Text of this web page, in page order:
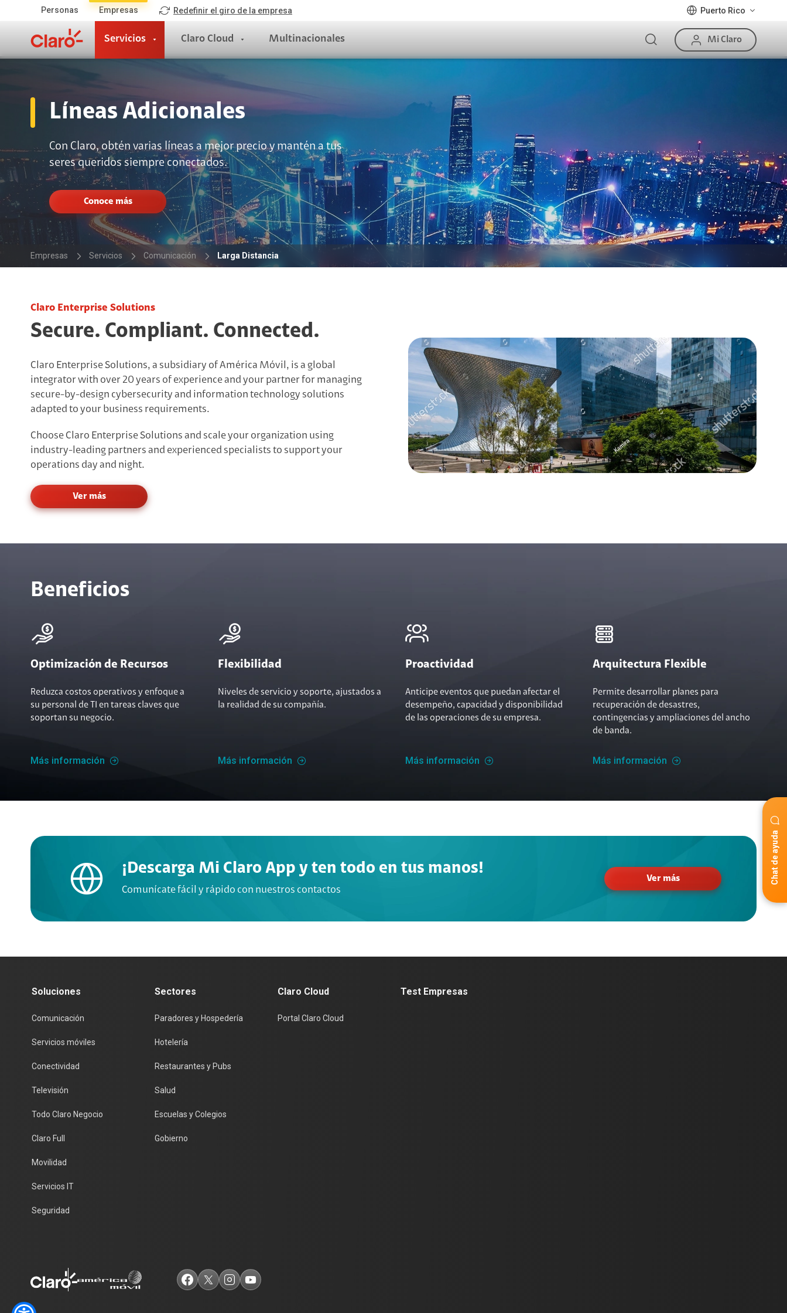
Personas Empresas Redefinir el giro de la empresa Puerto Rico
Servicios
Servicios
Telefonía Fija
Servicio 800
Telefonía IP
Larga Distancia
Servicios Móvil
Telefonía Móvil
Internet Móvil
Larga Distancia Móvil
Mobile Device Management
Internet Fijo
Internet Fijo Inalámbrico
Internet Fibra Óptica
Enlace de Datos
Claro Wifi
Claro Cloud Connect
Televisión
Beneficios
Preguntas Frecuentes Beneficios
PYMES
2 Play
Claro Full
Beneficios de Claro Full Negocios
Preguntas Frecuentes Claro Full
Términos y Condiciones de Claro Full
Quiero Claro Full
Movilidad
Asistencia Legal
WAN/LAN
Managed Services (MNS)
Seguridad
Video Cámaras Administradas
Smart Wifi
Paradores y Hospedería
Hotelería
Restaurantes y Pubs
Salud
Escuelas y Colegios
Gobierno
Claro Cloud
Claro Cloud
Claro Cloud Empresarial
Microsoft Azure
Presencia Web
Presencia Web
Dominio
Colaboración
Microsoft 365
Google Workspace
Cloud PBX
Seguridad
Claro Backup
Seguridad Negocios
Multinacionales Mi Claro
Líneas Adicionales
Con Claro, obtén varias líneas a mejor precio y mantén a tus
seres queridos siempre conectados.
Conoce más
Empresas Servicios Comunicación Larga Distancia
Claro Enterprise Solutions
Secure. Compliant. Connected.
Claro Enterprise Solutions, a subsidiary of América Móvil, is a global
integrator with over 20 years of experience and your partner for managing
secure-by-design cybersecurity and information technology solutions
adapted to your business requirements.
Choose Claro Enterprise Solutions and scale your organization using
industry-leading partners and experienced specialists to support your
operations day and night.
Ver más
Beneficios
Optimización de Recursos
Reduzca costos operativos y enfoque a
su personal de TI en tareas claves que
soportan su negocio.
Más información
Flexibilidad
Niveles de servicio y soporte, ajustados a
la realidad de su compañía.
Más información
Proactividad
Anticipe eventos que puedan afectar el
desempeño, capacidad y disponibilidad
de las operaciones de su empresa.
Más información
Arquitectura Flexible
Permite desarrollar planes para
recuperación de desastres,
contingencias y ampliaciones del ancho
de banda.
Más información
¡Descarga Mi Claro App y ten todo en tus manos!
Comunícate fácil y rápido con nuestros contactos
Ver más Chat de ayuda
Soluciones
Comunicación
Servicios móviles
Conectividad
Televisión
Todo Claro Negocio
Claro Full
Movilidad
Servicios IT
Seguridad
Sectores
Paradores y Hospedería
Hotelería
Restaurantes y Pubs
Salud
Escuelas y Colegios
Gobierno
Claro Cloud
Portal Claro Cloud
Test Empresas